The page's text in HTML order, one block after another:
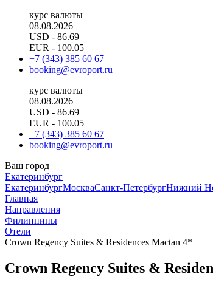
курс валюты
08.08.2026
USD - 86.69
EUR - 100.05
+7 (343) 385 60 67
booking@evroport.ru
курс валюты
08.08.2026
USD - 86.69
EUR - 100.05
+7 (343) 385 60 67
booking@evroport.ru
Ваш город
Екатеринбург
ЕкатеринбургМоскваСанкт-ПетербургНижний
Главная
Направления
Филиппины
Отели
Crown Regency Suites & Residences Mactan 4*
Crown Regency Suites &